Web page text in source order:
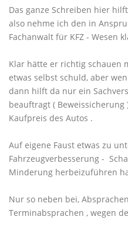
Das ganze Schreiben hier
also nehme ich den in
Fachanwalt für KFZ - Wesen
Klar hätte er richtig schauen
etwas selbst schuld, aber
dann hilft da nur ein
beauftragt ( Beweissicherung
Kaufpreis des Autos .
Auf eigene Faust etwas zu
Fahrzeugverbesserung -
Minderung herbeizuführen
Nur so neben bei,
Terminabsprachen , wegen